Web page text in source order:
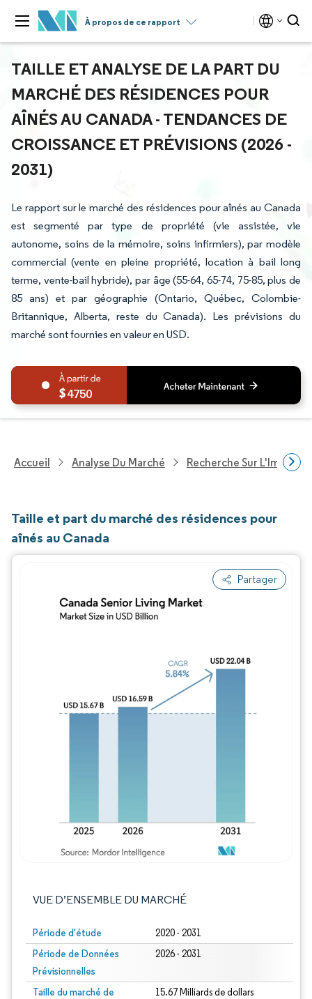
À propos de ce rapport
TAILLE ET ANALYSE DE LA PART DU
MARCHÉ DES RÉSIDENCES POUR
AÎNÉS AU CANADA - TENDANCES DE
CROISSANCE ET PRÉVISIONS (2026 -
2031)
Le rapport sur le marché des résidences pour aînés au Canada
est segmenté par type de propriété (vie assistée, vie
autonome, soins de la mémoire, soins infirmiers), par modèle
commercial (vente en pleine propriété, location à bail long
terme, vente-bail hybride), par âge (55-64, 65-74, 75-85, plus de
85 ans) et par géographie (Ontario, Québec, Colombie-
Britannique, Alberta, reste du Canada). Les prévisions du
marché sont fournies en valeur en USD.
4750
Accueil Analyse Du Marché Recherche Sur
Taille et part du marché des résidences pour
aînés au Canada
Partager
VUE D’ENSEMBLE DU MARCHÉ
Période d'étude 2020 - 2031
Période de Données
Prévisionnelles
2026 - 2031
Taille du marché de
15.67 Milliards de dollars